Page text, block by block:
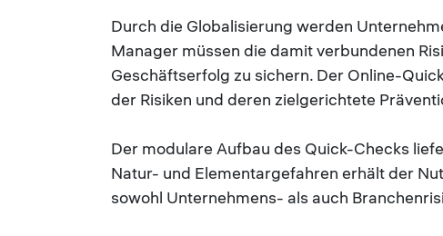
Durch die Globalisierung werden
Manager müssen die damit verbundenen
Geschäftserfolg zu sichern. Der Online-
der Risiken und deren zielgerichtete
Der modulare Aufbau des Quick-Checks
Natur- und Elementargefahren erhält der
sowohl Unternehmens- als auch